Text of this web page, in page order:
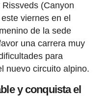
(Canyon
viernes en el
de la sede
una carrera muy
para
nuevo circuito alpino.
y conquista el